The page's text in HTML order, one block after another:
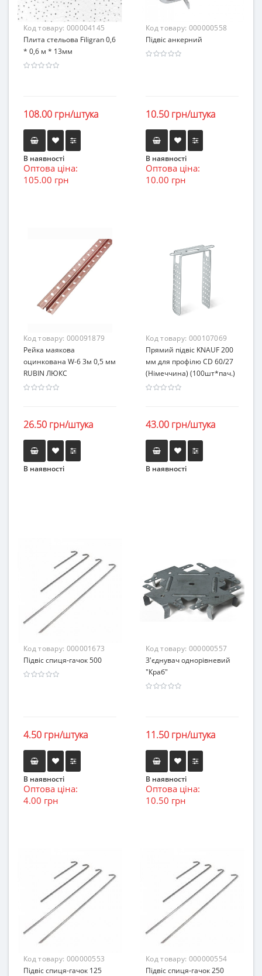
Код товару: 000004145
Плита стельова Filigran 0,6
* 0,6 м * 13мм
108.00 грн/штука
В наявності
Оптова ціна:
105.00 грн
Код товару: 000000558
Підвіс анкерний
10.50 грн/штука
В наявності
Оптова ціна:
10.00 грн
Код товару: 000091879
Рейка маякова
оцинкована W-6 3м 0,5 мм
RUBIN ЛЮКС
26.50 грн/штука
В наявності
Код товару: 000107069
Прямий підвіс KNAUF 200
мм для профілю CD 60/27
(Німеччина) (100шт*пач.)
43.00 грн/штука
В наявності
Код товару: 000001673
Підвіс спиця-гачок 500
4.50 грн/штука
В наявності
Оптова ціна:
4.00 грн
Код товару: 000000557
З'єднувач однорівневий
"Краб"
11.50 грн/штука
В наявності
Оптова ціна:
10.50 грн
Код товару: 000000553
Підвіс спиця-гачок 125
Код товару: 000000554
Підвіс спиця-гачок 250